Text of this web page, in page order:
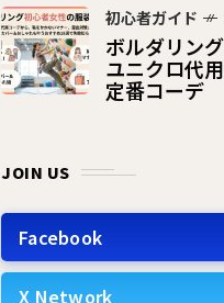
初心者ガイド
ボルダリン
ユニクロ代
定番コーデ
JOIN US
Facebook
X Network